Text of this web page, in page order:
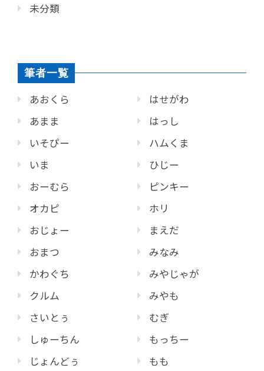
未分類
筆者一覧
あおくら
あまま
いそぴー
いま
おーむら
オカピ
おじょー
おまつ
かわぐち
クルム
さいとぅ
しゅーちん
じょんどぅ
はせがわ
はっし
ハムくま
ひじー
ピンキー
ホリ
まえだ
みなみ
みやじゃが
みやも
むぎ
もっちー
もも